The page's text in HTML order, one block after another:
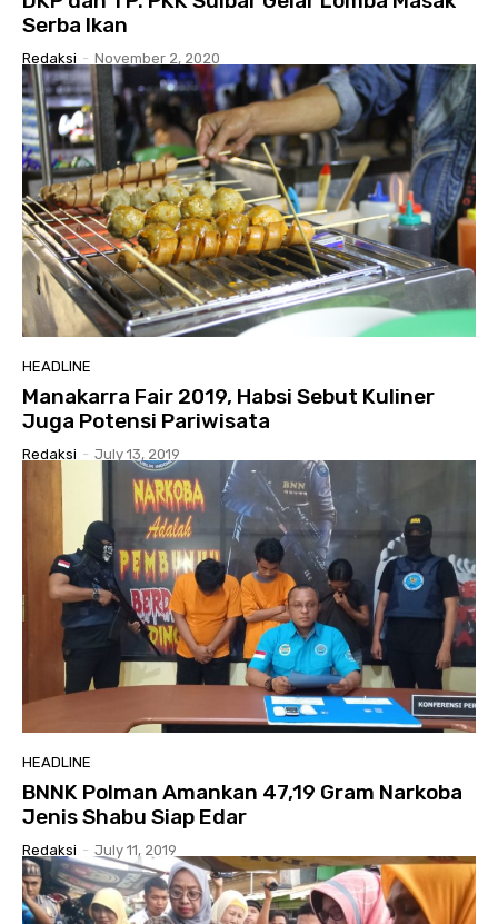
Serba Ikan
Redaksi - November 2, 2020
HEADLINE
Manakarra Fair 2019, Habsi Sebut Kuliner
Juga Potensi Pariwisata
Redaksi - July 13, 2019
HEADLINE
BNNK Polman Amankan 47,19 Gram Narkoba
Jenis Shabu Siap Edar
Redaksi - July 11, 2019